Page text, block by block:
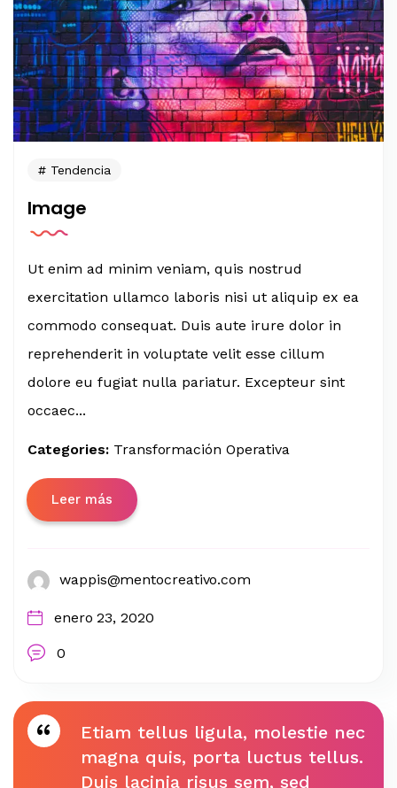
Tendencia
Image
Ut enim ad minim veniam, quis nostrud
exercitation ullamco laboris nisi ut aliquip ex ea
commodo consequat. Duis aute irure dolor in
reprehenderit in voluptate velit esse cillum
dolore eu fugiat nulla pariatur. Excepteur sint
occaec...
Categories: Transformación Operativa
Leer más
wappis@mentocreativo.com
enero 23, 2020
0
Etiam tellus ligula, molestie nec
magna quis, porta luctus tellus.
Duis lacinia risus sem, sed